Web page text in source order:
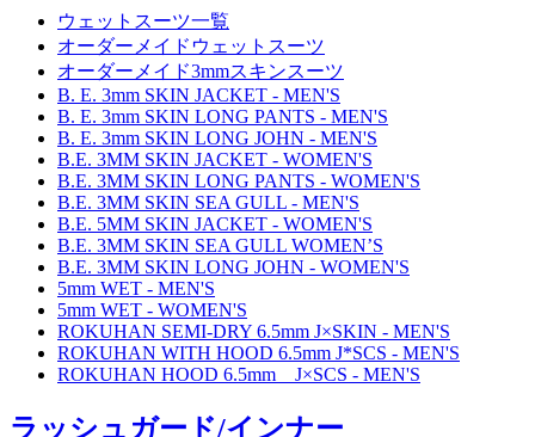
ウェットスーツ一覧
オーダーメイドウェットスーツ
オーダーメイド3mmスキンスーツ
B. E. 3mm SKIN JACKET - MEN'S
B. E. 3mm SKIN LONG PANTS - MEN'S
B. E. 3mm SKIN LONG JOHN - MEN'S
B.E. 3MM SKIN JACKET - WOMEN'S
B.E. 3MM SKIN LONG PANTS - WOMEN'S
B.E. 3MM SKIN SEA GULL - MEN'S
B.E. 5MM SKIN JACKET - WOMEN'S
B.E. 3MM SKIN SEA GULL WOMEN’S
B.E. 3MM SKIN LONG JOHN - WOMEN'S
5mm WET - MEN'S
5mm WET - WOMEN'S
ROKUHAN SEMI-DRY 6.5mm J×SKIN - MEN'S
ROKUHAN WITH HOOD 6.5mm J*SCS - MEN'S
ROKUHAN HOOD 6.5mm J×SCS - MEN'S
ラッシュガード/インナー